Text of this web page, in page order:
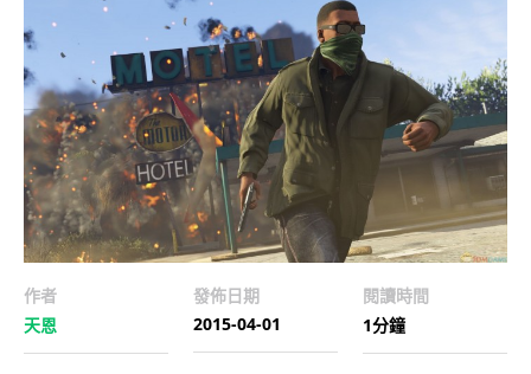
作者
天恩
發佈日期
2015-04-01
閱讀時間
1分鐘